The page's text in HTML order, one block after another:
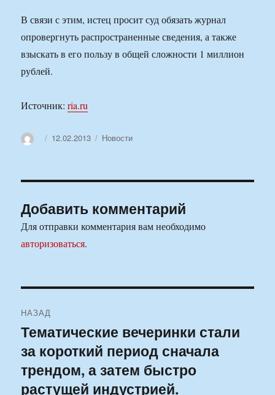
В связи с этим, истец просит суд обязать журнал
опровергнуть распространенные сведения, а также
взыскать в его пользу в общей сложности 1 миллион
рублей.
Источник:ria.ru
АвторОпубликовано
12.02.2013 Рубрики
Новости
Добавить комментарий
Для отправки комментария вам необходимо
авторизоваться.
по
записям
НАЗАД
Предыдущая
запись:
Тематические вечеринки стали
за короткий период сначала
трендом, а затем быстро
растущей индустрией.